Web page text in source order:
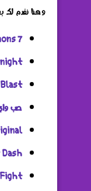
وهنا نفدم لك
7
صب